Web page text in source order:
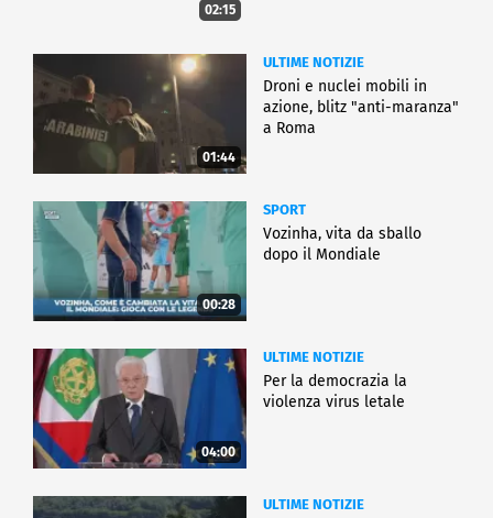
02:15
01:44
ULTIME NOTIZIE
Droni e nuclei mobili in
azione, blitz "anti-maranza"
a Roma
00:28
SPORT
Vozinha, vita da sballo
dopo il Mondiale
04:00
ULTIME NOTIZIE
Per la democrazia la
violenza virus letale
ULTIME NOTIZIE